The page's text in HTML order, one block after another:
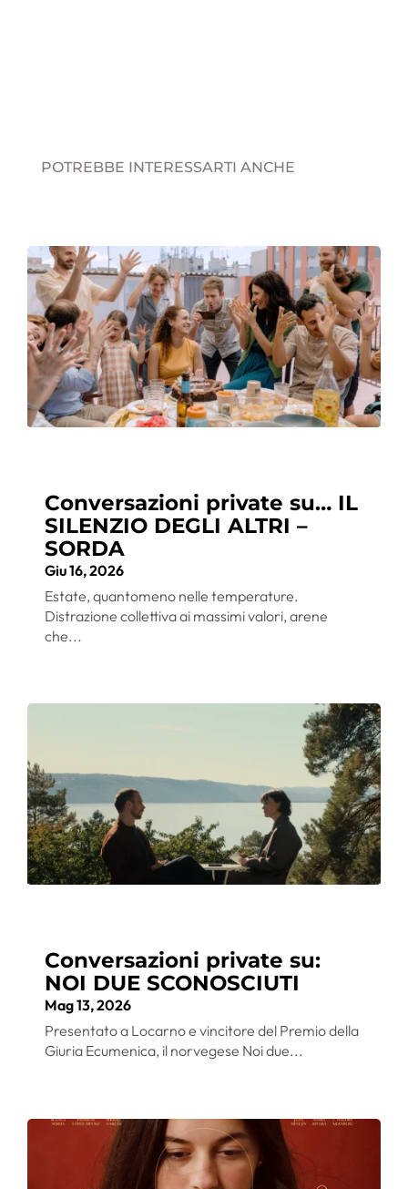
POTREBBE INTERESSARTI ANCHE
Conversazioni private su… IL
SILENZIO DEGLI ALTRI –
SORDA
Giu 16, 2026
Estate, quantomeno nelle temperature.
Distrazione collettiva ai massimi valori, arene
che...
Conversazioni private su:
NOI DUE SCONOSCIUTI
Mag 13, 2026
Presentato a Locarno e vincitore del Premio della
Giuria Ecumenica, il norvegese Noi due...